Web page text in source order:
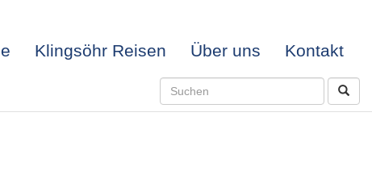
Klingsöhr Reisen Über uns Kontakt